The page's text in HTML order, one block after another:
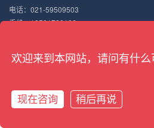
电话：021-59509503
手机：18501730106
Copyright © 2022 搏佰机械（上海）有限公司
欢迎来到本网站，请问有什么
现在咨询 稍后再说